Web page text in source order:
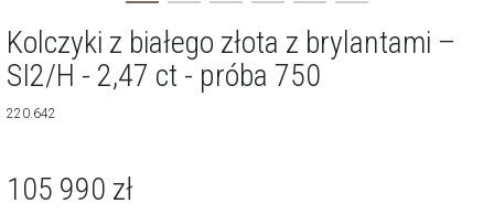
Kolczyki z białego złota z brylantami –
SI2/H - 2,47 ct - próba 750
220.642
105 990 zł